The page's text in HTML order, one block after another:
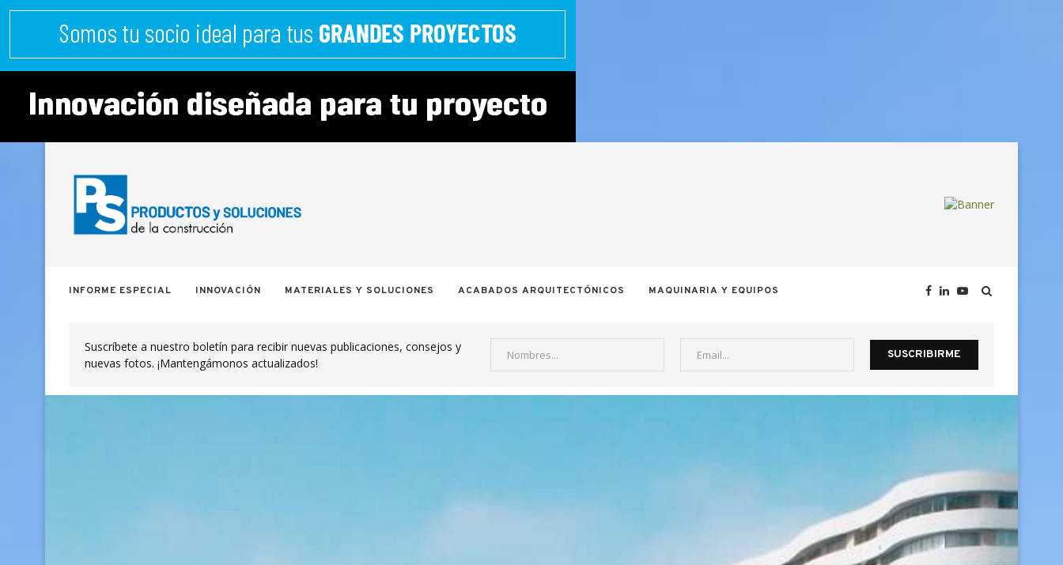
INFORME ESPECIAL INNOVACIÓN MATERIALES Y SOLUCIONES ACABADOS ARQUITECTÓNICOS MAQUINARIA Y EQUIPOS
Suscríbete a nuestro boletín para recibir nuevas publicaciones, consejos y
nuevas fotos. ¡Mantengámonos actualizados!